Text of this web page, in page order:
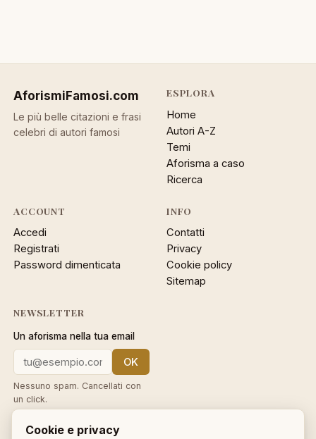
AforismiFamosi.com
Le più belle citazioni e frasi
celebri di autori famosi
ESPLORA
Home
Autori A-Z
Temi
Aforisma a caso
Ricerca
ACCOUNT
Accedi
Registrati
Password dimenticata
INFO
Contatti
Privacy
Cookie policy
Sitemap
NEWSLETTER
Un aforisma nella tua email
OK
Nessuno spam. Cancellati con
un click.
Cookie e privacy